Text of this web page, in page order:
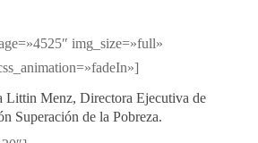
img_size=»full»
Littin Menz, Directora Ejecutiva de
Superación de la Pobreza.